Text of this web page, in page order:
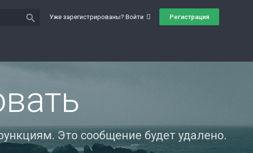
Уже зарегистрированы? Войти Регистрация
search
Это сообщение будет удалено.